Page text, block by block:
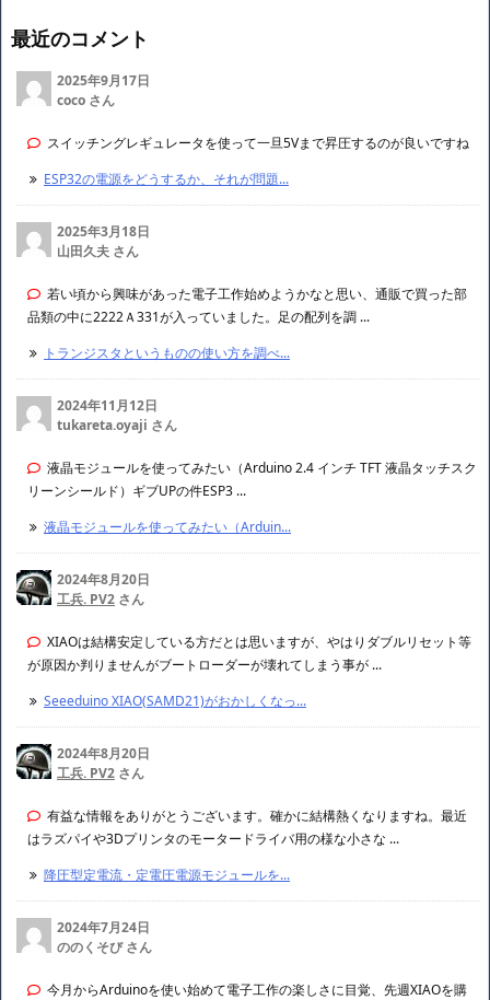
最近のコメント
2025年9月17日
coco さん
スイッチングレギュレータを使って一旦5Vまで昇圧するのが良いですね
ESP32の電源をどうするか、それが問題...
2025年3月18日
山田久夫 さん
若い頃から興味があった電子工作始めようかなと思い、通販で買った部
品類の中に2222Ａ331が入っていました。足の配列を調 ...
トランジスタというものの使い方を調べ...
2024年11月12日
tukareta.oyaji さん
液晶モジュールを使ってみたい（Arduino 2.4 インチ TFT 液晶タッチスク
リーンシールド）ギブUPの件ESP3 ...
液晶モジュールを使ってみたい（Arduin...
2024年8月20日
工兵. PV2 さん
XIAOは結構安定している方だとは思いますが、やはりダブルリセット等
が原因か判りませんがブートローダーが壊れてしまう事が ...
Seeeduino XIAO(SAMD21)がおかしくなっ...
2024年8月20日
工兵. PV2 さん
有益な情報をありがとうございます。確かに結構熱くなりますね。最近
はラズパイや3Dプリンタのモータードライバ用の様な小さな ...
降圧型定電流・定電圧電源モジュールを...
2024年7月24日
ののくそび さん
今月からArduinoを使い始めて電子工作の楽しさに目覚、先週XIAOを購